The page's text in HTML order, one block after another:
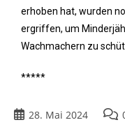
erhoben hat, wurden
ergriffen, um
Wachmachern zu
*****
28. Mai 2024